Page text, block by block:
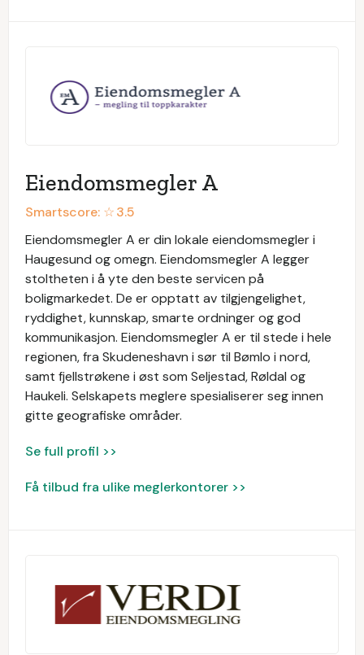
Eiendomsmegler A
Smartscore: ☆3.5
Eiendomsmegler A er din lokale eiendomsmegler i
Haugesund og omegn. Eiendomsmegler A legger
stoltheten i å yte den beste servicen på
boligmarkedet. De er opptatt av tilgjengelighet,
ryddighet, kunnskap, smarte ordninger og god
kommunikasjon. Eiendomsmegler A er til stede i hele
regionen, fra Skudeneshavn i sør til Bømlo i nord,
samt fjellstrøkene i øst som Seljestad, Røldal og
Haukeli. Selskapets meglere spesialiserer seg innen
gitte geografiske områder.
Se full profil >>
Få tilbud fra ulike meglerkontorer >>